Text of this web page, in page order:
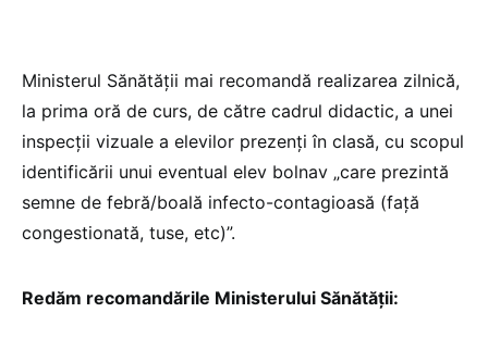
Ministerul Sănătății mai recomandă realizarea zilnică,
la prima oră de curs, de către cadrul didactic, a unei
inspecții vizuale a elevilor prezenți în clasă, cu scopul
identificării unui eventual elev bolnav „care prezintă
semne de febră/boală infecto-contagioasă (față
congestionată, tuse, etc)”.
Redăm recomandările Ministerului Sănătății: